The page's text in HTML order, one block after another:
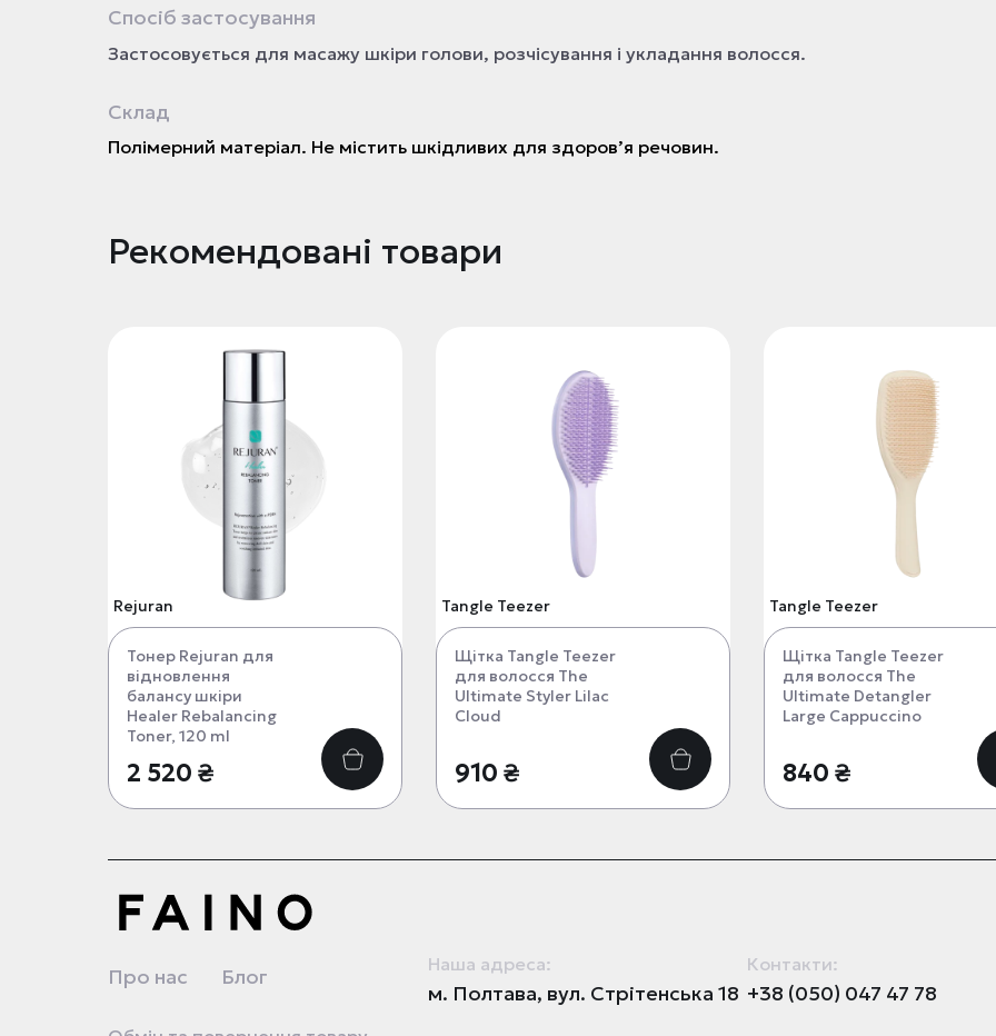
Спосіб застосування
Застосовується для масажу шкіри голови, розчісування і укладання волосся.
Склад
Полімерний матеріал. Не містить шкідливих для здоров’я речовин.
Рекомендовані товари
Rejuran
Тонер Rejuran для
відновлення
балансу шкіри
Healer Rebalancing
Toner, 120 ml
2 520 ₴
Tangle Teezer
Щітка Tangle Teezer
для волосся The
Ultimate Styler Lilac
Cloud
910 ₴
Tangle Teezer
Щітка Tangle Teezer
для волосся The
Ultimate Detangler
Large Cappuccino
840 ₴
Про нас Блог Наша адреса:
м. Полтава, вул. Стрітенська 18
Контакти:
+38 (050) 047 47 78